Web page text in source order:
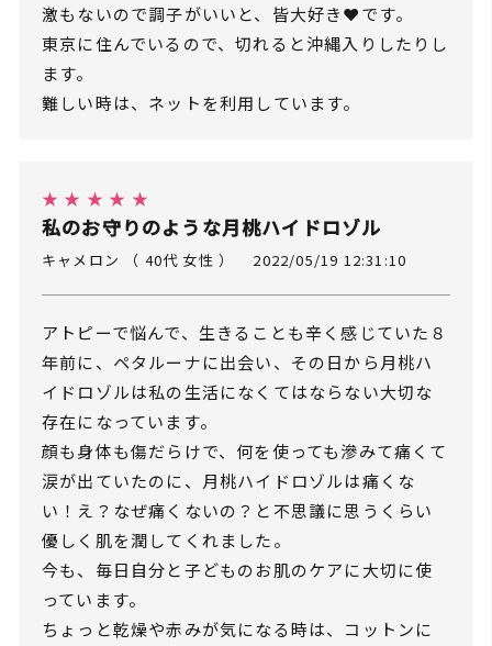
激もないので調子がいいと、皆大好き❤️です。
東京に住んでいるので、切れると沖縄入りしたりし
ます。
難しい時は、ネットを利用しています。
★ ★ ★ ★ ★
私のお守りのような月桃ハイドロゾル
キャメロン （ 40代 女性 ） 2022/05/19 12:31:10
アトピーで悩んで、生きることも辛く感じていた８
年前に、ペタルーナに出会い、その日から月桃ハ
イドロゾルは私の生活になくてはならない大切な
存在になっています。
顔も身体も傷だらけで、何を使っても滲みて痛くて
涙が出ていたのに、月桃ハイドロゾルは痛くな
い！え？なぜ痛くないの？と不思議に思うくらい
優しく肌を潤してくれました。
今も、毎日自分と子どものお肌のケアに大切に使
っています。
ちょっと乾燥や赤みが気になる時は、コットンに